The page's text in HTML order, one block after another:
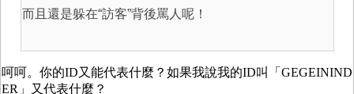
而且還是躲在“訪客”背後罵人呢！
呵呵。你的ID又能代表什麼？如果我說我的ID叫「GEGEININD
ER」又代表什麼？